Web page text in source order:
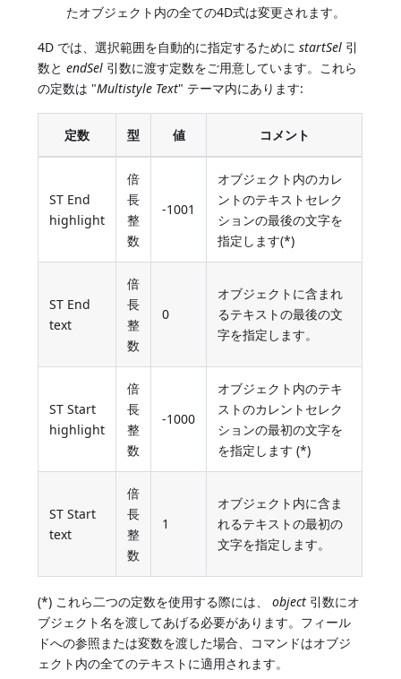
たオブジェクト内の全ての4D式は変更されます。
4D では、選択範囲を自動的に指定するためにstartSel 引
数とendSel 引数に渡す定数をご用意しています。これら
の定数は "Multistyle Text" テーマ内にあります:
定数 型 値 コメント
ST End
highlight
倍
長
整
数
-1001
オブジェクト内のカレ
ントのテキストセレク
ションの最後の文字を
指定します(*)
ST End
text
倍
長
整
数
0
オブジェクトに含まれ
るテキストの最後の文
字を指定します。
ST Start
highlight
倍
長
整
数
-1000
オブジェクト内のテキ
ストのカレントセレク
ションの最初の文字を
を指定します (*)
ST Start
text
倍
長
整
数
1
オブジェクト内に含ま
れるテキストの最初の
文字を指定します。
(*) これら二つの定数を使用する際には、object 引数にオ
ブジェクト名を渡してあげる必要があります。フィール
ドへの参照または変数を渡した場合、コマンドはオブジ
ェクト内の全てのテキストに適用されます。